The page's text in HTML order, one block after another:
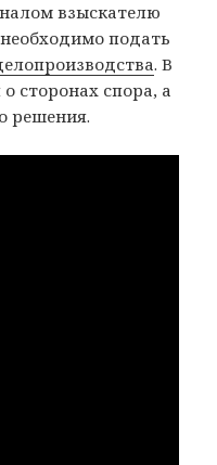
взыскателю
подать
. В
сторонах спора, а
решения.